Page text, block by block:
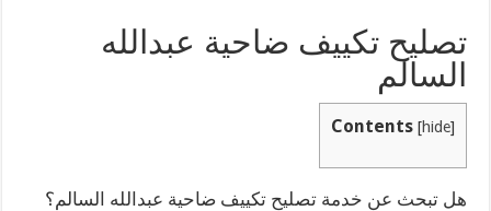
تصليح تكييف ضاحية عبدالله
السالم
Contents [hide]
هل تبحث عن خدمة تصليح تكييف ضاحية عبدالله السالم؟